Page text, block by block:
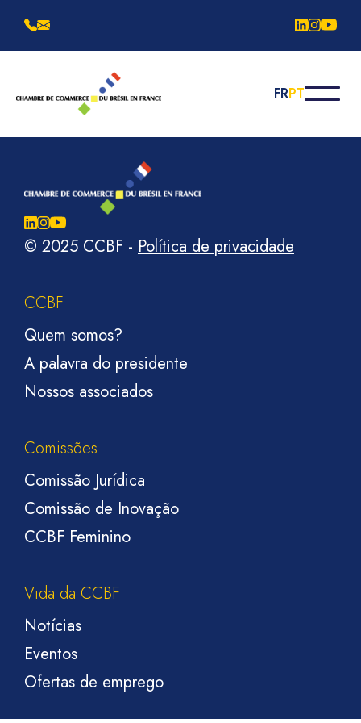
FRPT
© 2025 CCBF - Política de privacidade
CCBF
Quem somos?
A palavra do presidente
Nossos associados
Comissões
Comissão Jurídica
Comissão de Inovação
CCBF Feminino
Vida da CCBF
Notícias
Eventos
Ofertas de emprego